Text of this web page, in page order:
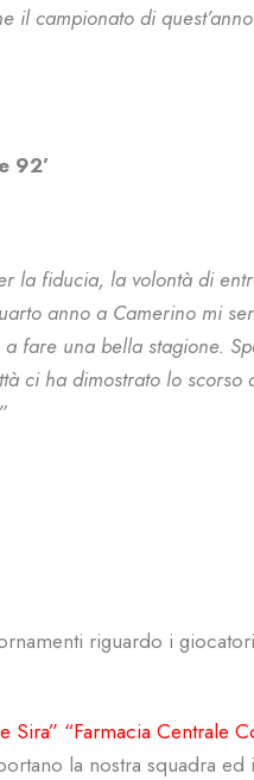
il campionato di
92’
la fiducia, la volontà di
anno a Camerino mi
fare una bella stagione.
ci ha dimostrato lo scorso
riguardo i
Sira” “Farmacia Centrale
la nostra squadra ed